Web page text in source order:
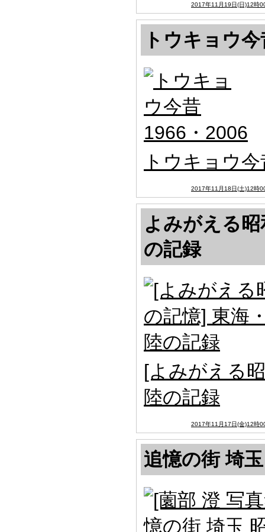
2017年11月19日(日)12時
トウキョウ
トウキョウ
2017年11月18日(土)12時
よみがえる
の記録
[よみがえる
陸の記録
2017年11月17日(金)12時
追憶の街 埼